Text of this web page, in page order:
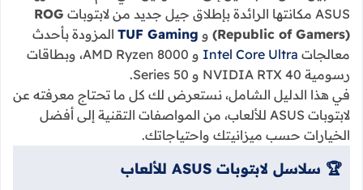
ASUS مكانتها الرائدة بإطلاق جيل جديد من لابتوبات
ROG
(Republic of Gamers) و TUF Gaming المزودة بأحدث
معالجات Intel Core Ultra
و AMD Ryzen 8000، وبطاقات
رسومية NVIDIA RTX 40 و 50 Series.
في هذا الدليل الشامل، نستعرض لك كل ما تحتاج معرفته عن
لابتوبات ASUS للألعاب، من المواصفات التقنية إلى أفضل
الخيارات حسب ميزانيتك واحتياجاتك.
🏆 سلاسل لابتوبات ASUS للألعاب